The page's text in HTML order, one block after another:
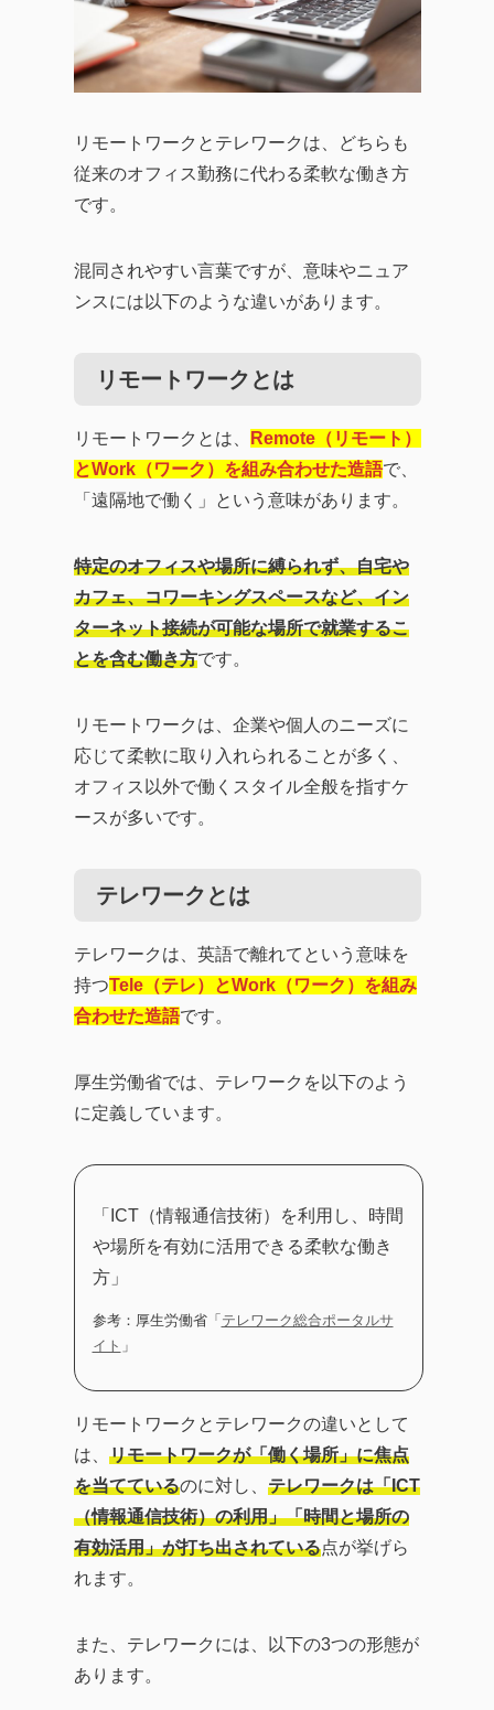
リモートワークとテレワークは、どちらも
従来のオフィス勤務に代わる柔軟な働き方
です。
混同されやすい言葉ですが、意味やニュア
ンスには以下のような違いがあります。
リモートワークとは
リモートワークとは、
Remote（リモート）
とWork（ワーク）を組み合わせた造語で、
「遠隔地で働く」という意味があります。
特定のオフィスや場所に縛られず、自宅や
カフェ、コワーキングスペースなど、イン
ターネット接続が可能な場所で就業するこ
とを含む働き方です。
リモートワークは、企業や個人のニーズに
応じて柔軟に取り入れられることが多く、
オフィス以外で働くスタイル全般を指すケ
ースが多いです。
テレワークとは
テレワークは、英語で離れてという意味を
持つTele（テレ）とWork（ワーク）を組み
合わせた造語です。
厚生労働省では、テレワークを以下のよう
に定義しています。
「ICT（情報通信技術）を利用し、時間
や場所を有効に活用できる柔軟な働き
方」
参考：厚生労働省「 テレワーク総合ポータルサ
イト 」
リモートワークとテレワークの違いとして
は、 リモートワークが「働く場所」に焦点
を当てているのに対し、 テレワークは「ICT
（情報通信技術）の利用」「時間と場所の
有効活用」が打ち出されている点が挙げら
れます。
また、テレワークには、以下の3つの形態が
あります。